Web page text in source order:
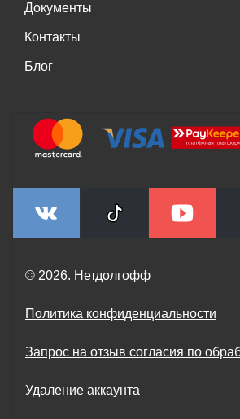
Документы
Контакты
Блог
© 2026. Нетдолгофф
Политика конфиденциальности
Запрос на отзыв согласия по
Удаление аккаунта